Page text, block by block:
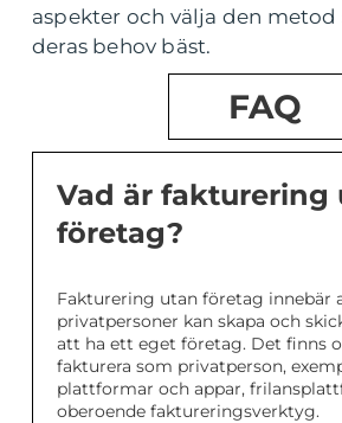
aspekter och välja den metod
deras behov bäst.
FAQ
Vad är fakturering
företag?
Fakturering utan företag innebär
privatpersoner kan skapa och
att ha ett eget företag. Det finns
fakturera som privatperson,
plattformar och appar,
oberoende faktureringsverktyg.